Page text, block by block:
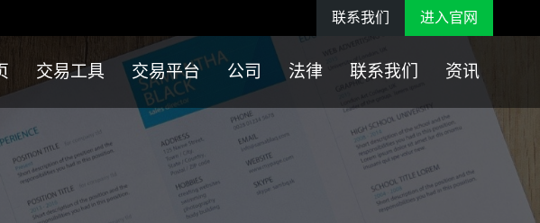
联系我们 进入官网
交易工具 交易平台 公司 法律 联系我们 资讯